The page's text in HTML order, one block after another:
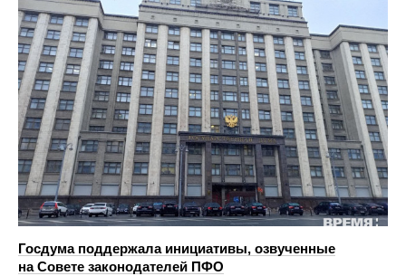
Госдума поддержала инициативы, озвученные
на Совете законодателей ПФО